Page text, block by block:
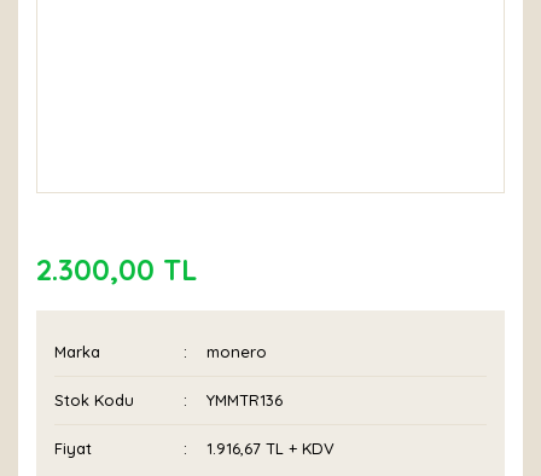
2.300,00 TL
Marka monero
Stok Kodu YMMTR136
Fiyat 1.916,67 TL + KDV